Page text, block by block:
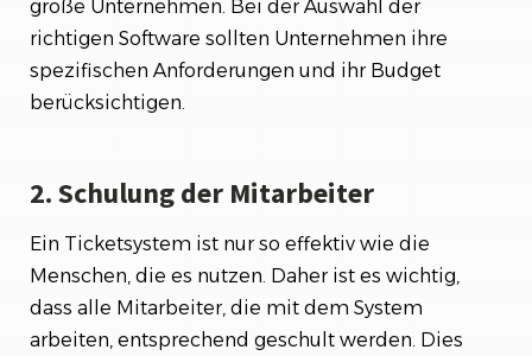
große Unternehmen. Bei der Auswahl der
richtigen Software sollten Unternehmen ihre
spezifischen Anforderungen und ihr Budget
berücksichtigen.
2. Schulung der Mitarbeiter
Ein Ticketsystem ist nur so effektiv wie die
Menschen, die es nutzen. Daher ist es wichtig,
dass alle Mitarbeiter, die mit dem System
arbeiten, entsprechend geschult werden. Dies